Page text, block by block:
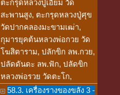
ตะกรุดหลวงปู่เอี่ยม วัด
สะพานสูง, ตะกรุดหลวงปู่ศุข
วัดปากคลองมะขามเฒ่า,
กุมารยุคต้นหลวงพ่อกวย วัด
โฆสิตาราม, ปลักขิก ลพ.กวย,
ปลัดดันดะ ลพ.ฟัก, ปลัดขิก
หลวงพ่อรวย วัดตะโก,
58.3. เครื่องรางของขลัง 3 -